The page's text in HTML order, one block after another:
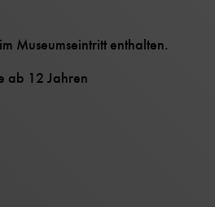
Museumseintritt enthalten.
ab 12 Jahren